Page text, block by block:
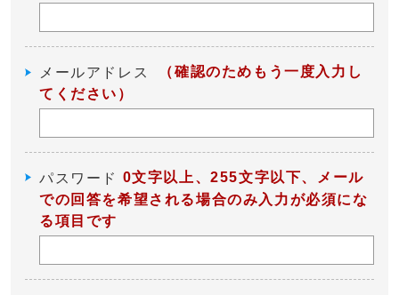
メールアドレス
（確認のためもう一度入力し
てください）
パスワード 0文字以上、255文字以下、メール
での回答を希望される場合のみ入力が必須にな
る項目です